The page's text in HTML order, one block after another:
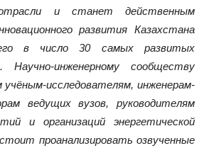
отрасли и станет действенным
развития Казахстана
в число 30 самых развитых
Научно-инженерному сообществу
исследователям, инженерам-
ведущих вузов, руководителям
и организаций энергетической
проанализировать озвученные